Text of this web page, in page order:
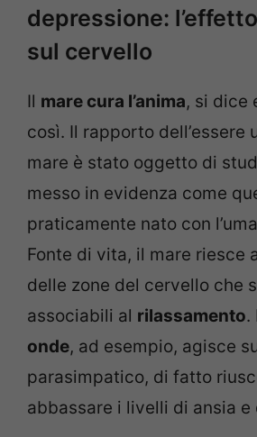
depressione:
sul cervello
Il mare cura l’anima, si dice
così. Il rapporto dell’essere
mare è stato oggetto di
messo in evidenza come
praticamente nato con
Fonte di vita, il mare riesce
delle zone del cervello che
associabili al rilassamento.
onde, ad esempio, agisce
parasimpatico, di fatto
abbassare i livelli di ansia e